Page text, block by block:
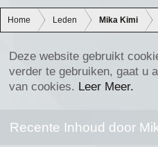
Home Leden Mika Kimi
Deze website gebruikt
verder te gebruiken, gaat u
van cookies. Leer Meer.
Recente Inhoud door